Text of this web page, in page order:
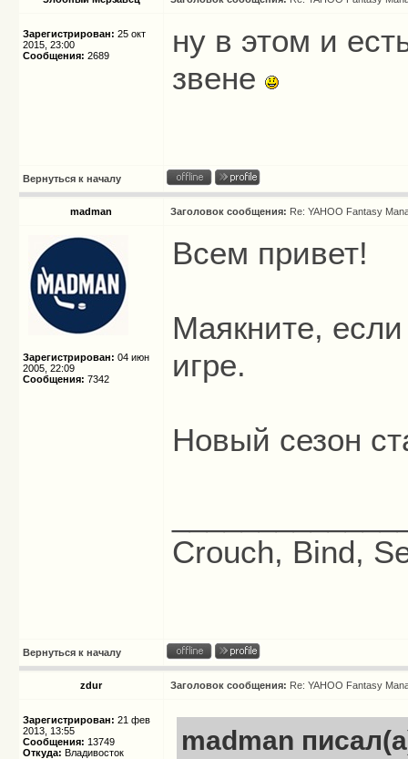
Зарегистрирован: 25 окт
2015, 23:00
Сообщения: 2689
ну в этом и
звене
Вернуться к началу
madman Заголовок сообщения: Re: YAHOO Fantasy
Зарегистрирован: 04 июн
2005, 22:09
Сообщения: 7342
Всем привет!
Маякните,
игре.
Новый сезон
Crouch, Bind,
Вернуться к началу
zdur Заголовок сообщения: Re: YAHOO Fantasy
Зарегистрирован: 21 фев
2013, 13:55
Сообщения: 13749
Откуда: Владивосток madman